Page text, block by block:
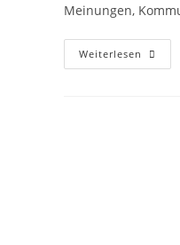
Meinungen,
Weiterlesen